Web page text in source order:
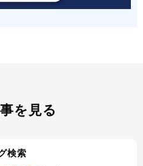
を見る
検索